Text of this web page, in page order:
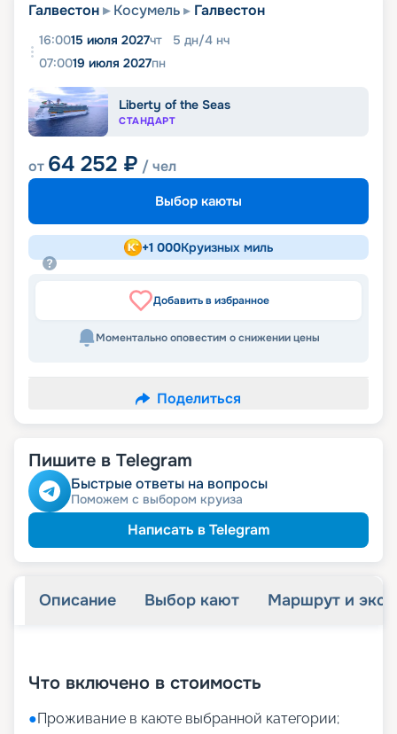
Галвестон Косумель Галвестон
16:0015 июля 2027чт 5 дн/4 нч
07:0019 июля 2027пн
Liberty of the Seas
СТАНДАРТ
от 64 252 ₽ / чел
Выбор каюты
+1 000Круизных миль
Добавить в избранное
Моментально оповестим о снижении цены
Поделиться
Пишите в Telegram
Быстрые ответы на вопросы
Поможем с выбором круиза
Написать в Telegram
Описание Выбор кают Маршрут и
Что включено в стоимость
●Проживание в каюте выбранной категории;